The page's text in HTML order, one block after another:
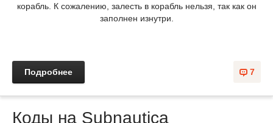
корабль. К сожалению, залесть в корабль нельзя, так как он
заполнен изнутри.
7
Подробнее
Коды на Subnautica